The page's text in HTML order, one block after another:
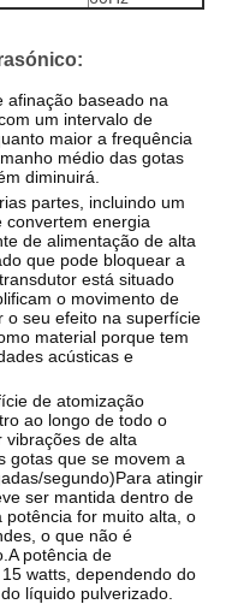
:
afinação baseado na
um intervalo de
maior a frequência
médio das gotas
diminuirá.
partes, incluindo um
convertem energia
de alimentação de alta
que pode bloquear a
está situado
o movimento de
o seu efeito na superfície
material porque tem
acústicas e
de atomização
ao longo de todo o
vibrações de alta
gotas que se movem a
segundo)Para atingir
ser mantida dentro de
potência for muito alta, o
o que não é
potência de
watts, dependendo do
líquido pulverizado.